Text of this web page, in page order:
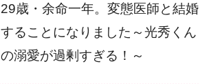
29歳・余命一年。変態医師と結婚
することになりました～光秀くん
の溺愛が過剰すぎる！～